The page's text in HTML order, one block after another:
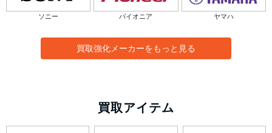
ソニー パイオニア ヤマハ
買取強化メーカーをもっと見る
買取アイテム